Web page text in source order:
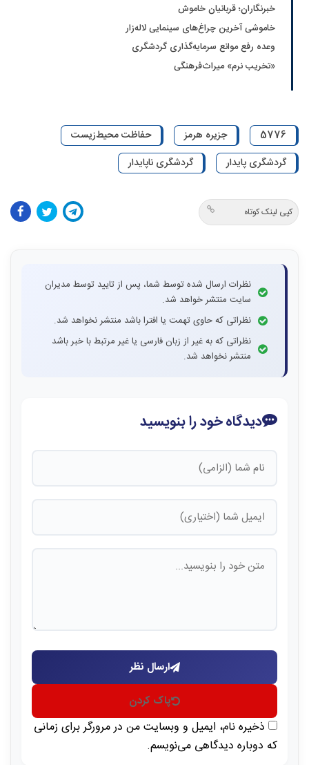
خبرنگاران؛ قربانیان خاموش
خاموشی آخرین چراغ‌های سینمایی لاله‌زار
وعده رفع موانع سرمایه‌گذاری گردشگری
«تخریب نرم» میراث‌فرهنگی
5776 جزیره هرمز
حفاظت محیط‌زیست
گردشگری پایدار
گردشگری ناپایدار
کپی لینک کوتاه
نظرات ارسال شده توسط شما، پس از تایید توسط مدیران
سایت منتشر خواهد شد.
نظراتی که حاوی تهمت یا افترا باشد منتشر نخواهد شد.
نظراتی که به غیر از زبان فارسی یا غیر مرتبط با خبر باشد
منتشر نخواهد شد.
دیدگاه خود را بنویسید
ارسال نظر
پاک کردن
ذخیره نام، ایمیل و وبسایت من در مرورگر برای زمانی
که دوباره دیدگاهی می‌نویسم.